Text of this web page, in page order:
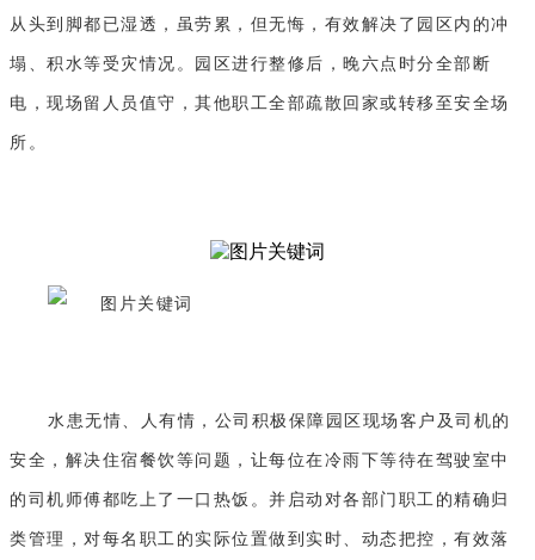
从头到脚都已湿透，虽劳累，但无悔，有效解决了园区内的冲
塌、积水等受灾情况。园区进行整修后，晚六点时分全部断
电，现场留人员值守，其他职工全部疏散回家或转移至安全场
所。
水患无情、人有情，公司积极保障园区现场客户及司机的
安全，解决住宿餐饮等问题，让每位在冷雨下等待在驾驶室中
的司机师傅都吃上了一口热饭。并启动对各部门职工的精确归
类管理，对每名职工的实际位置做到实时、动态把控，有效落